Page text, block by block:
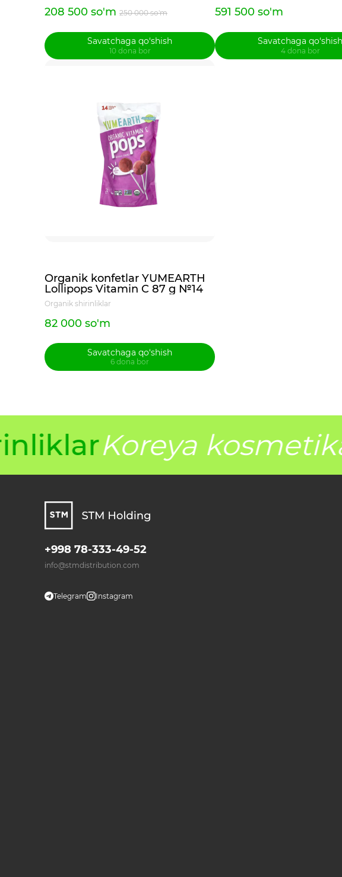
208 500 so'm 250 000 so'm
Savatchaga qo‘shish
10 dona bor
591 500 so'm
Savatchaga qo‘shish
4 dona bor
Organik konfetlar YUMEARTH
Lollipops Vitamin C 87 g №14
Organik shirinliklar
82 000 so'm
Savatchaga qo‘shish
6 dona bor
Koreya
+998 78-333-49-52
info@stmdistribution.com
Telegram Instagram